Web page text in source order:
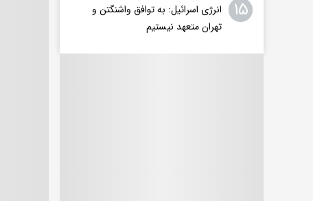
۱۵
انرژی اسرائیل: به توافق واشنگتن و
تهران متعهد نیستیم